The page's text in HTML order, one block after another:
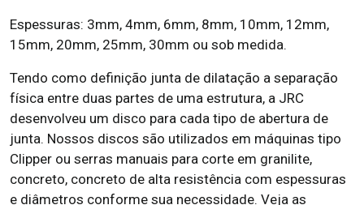
Espessuras: 3mm, 4mm, 6mm, 8mm, 10mm, 12mm,
15mm, 20mm, 25mm, 30mm ou sob medida.
Tendo como definição junta de dilatação a separação
física entre duas partes de uma estrutura, a JRC
desenvolveu um disco para cada tipo de abertura de
junta. Nossos discos são utilizados em máquinas tipo
Clipper ou serras manuais para corte em granilite,
concreto, concreto de alta resistência com espessuras
e diâmetros conforme sua necessidade. Veja as